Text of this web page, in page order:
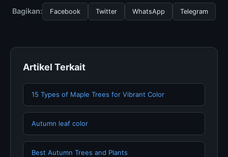
secara berkala. Kami selalu memperbarui konten
dengan informasi terkini dan terpercaya.
Bagikan: Facebook Twitter WhatsApp Telegram
Artikel Terkait
15 Types of Maple Trees for Vibrant Color
Autumn leaf color
Best Autumn Trees and Plants